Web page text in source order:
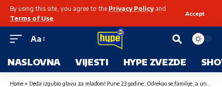
By using this site, you agree to the Privacy Policyand
Terms of Use
Accept
Aa
NASLOVNA VIJESTI HYPE ZVEZDE
Home » Deda izgubio glavu za mlađom! Pune 23 godine: Odrekao se familije, a unuk vapi “- živimo pravu dramu”